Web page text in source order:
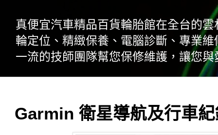
真便宜汽車精品百貨輪胎館在全台的
輪定位、精緻保養、電腦診斷、專業
一流的技師團隊幫您保修維護，讓您
Garmin 衛星導航及行車